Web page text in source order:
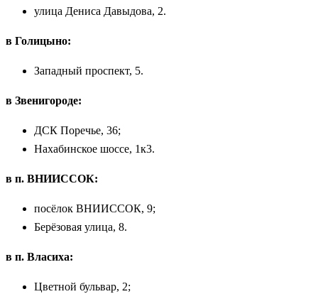
улица Дениса Давыдова, 2.
в Голицыно:
Западный проспект, 5.
в Звенигороде:
ДСК Поречье, 36;
Нахабинское шоссе, 1к3.
в п. ВНИИССОК:
посёлок ВНИИССОК, 9;
Берёзовая улица, 8.
в п. Власиха:
Цветной бульвар, 2;